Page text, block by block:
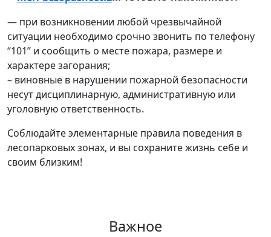
— при возникновении любой чрезвычайной
ситуации необходимо срочно звонить по телефону
“101” и сообщить о месте пожара, размере и
характере загорания;
– виновные в нарушении пожарной безопасности
несут дисциплинарную, административную или
уголовную ответственность.
Соблюдайте элементарные правила поведения в
лесопарковых зонах, и вы сохраните жизнь себе и
своим близким!
Важное